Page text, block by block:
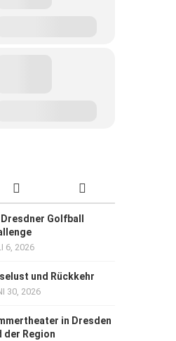
Golfball
6, 2026
und Rückkehr
30, 2026
in Dresden
der Region